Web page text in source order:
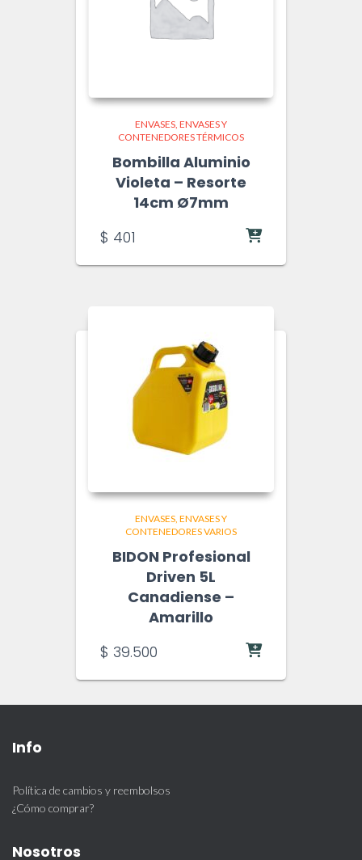
ENVASES ENVASES Y
CONTENEDORES TÉRMICOS
Bombilla Aluminio
Violeta – Resorte
14cm Ø7mm
$ 401
ENVASES ENVASES Y
CONTENEDORES VARIOS
BIDON Profesional
Driven 5L
Canadiense –
Amarillo
$ 39.500
Info
Política de cambios y reembolsos
¿Cómo comprar?
Nosotros